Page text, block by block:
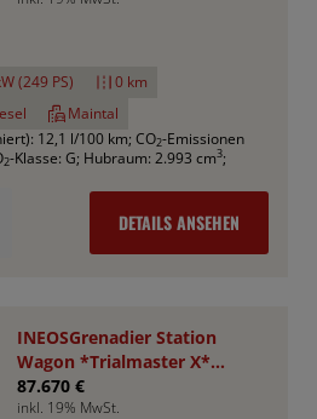
(249 PS)
0 km
Maintal
12,1 l/100 km; CO2-Emissionen
2-Klasse: G; Hubraum: 2.993 cm3;
DETAILS ANSEHEN
INEOSGrenadier Station
Wagon *Trialmaster X*
VA+HA Sperren
87.670 €
inkl. 19% MwSt.